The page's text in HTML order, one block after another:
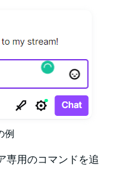
例
専用のコマンドを追